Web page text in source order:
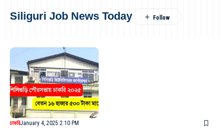
Siliguri Job News Today
চাকরিJanuary 4, 2025 2:10 PM